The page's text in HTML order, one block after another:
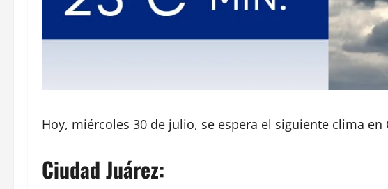
Hoy, miércoles 30 de julio, se espera el siguiente clima en
Ciudad Juárez: